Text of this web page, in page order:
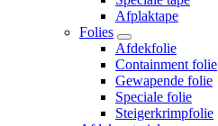
Afplaktape
Folies
Afdekfolie
Containment folie
Gewapende folie
Speciale folie
Steigerkrimpfolie